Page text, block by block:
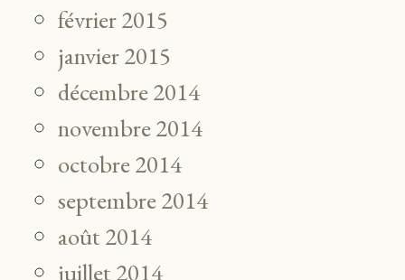
février 2015
janvier 2015
décembre 2014
novembre 2014
octobre 2014
septembre 2014
août 2014
juillet 2014